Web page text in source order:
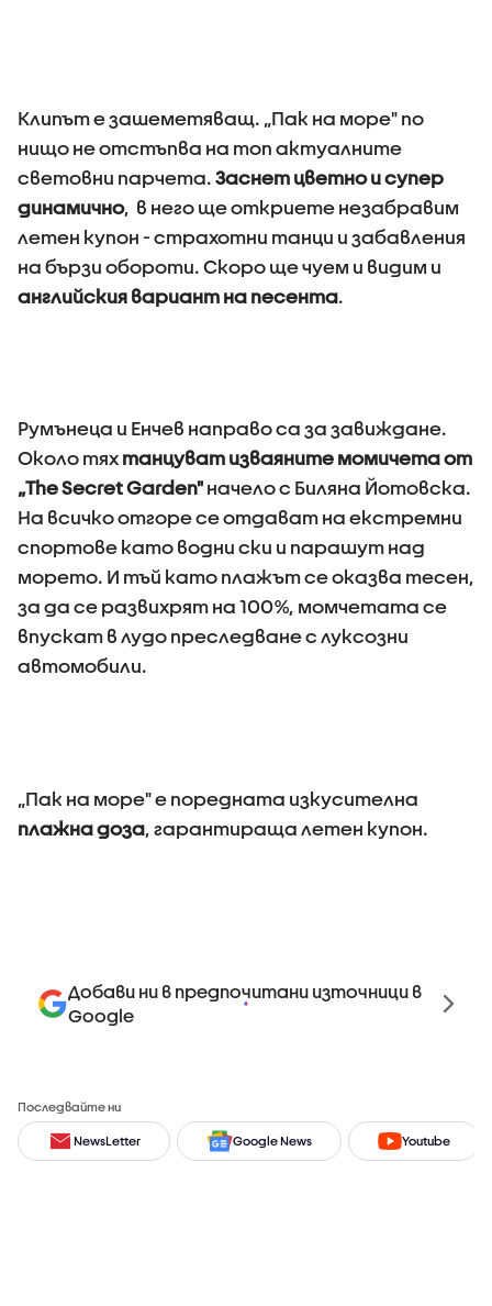
Клипът е зашеметяващ. „Пак на море" по
нищо не отстъпва на топ актуалните
световни парчета. Заснет цветно и супер
динамично, в него ще откриете незабравим
летен купон - страхотни танци и забавления
на бързи обороти. Скоро ще чуем и видим и
английския вариант на песента.
Румънеца и Енчев направо са за завиждане.
Около тях танцуват изваяните момичета от
„The Secret Garden" начело с Биляна Йотовска.
На всичко отгоре се отдават на екстремни
спортове като водни ски и парашут над
морето. И тъй като плажът се оказва тесен,
за да се развихрят на 100%, момчетата се
впускат в лудо преследване с луксозни
автомобили.
„Пак на море" е поредната изкусителна
плажна доза, гарантираща летен купон.
Добави ни в предпочитани източници в
Google
Последвайте ни
NewsLetter Google News Youtube